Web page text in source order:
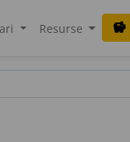
Resurse savings